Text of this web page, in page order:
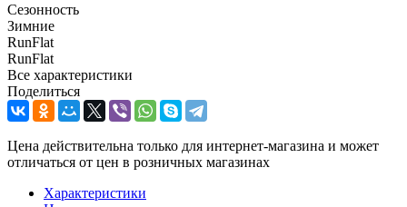
Сезонность
Зимние
RunFlat
RunFlat
Все характеристики
Поделиться
Цена действительна только для интернет-магазина и может
отличаться от цен в розничных магазинах
Характеристики